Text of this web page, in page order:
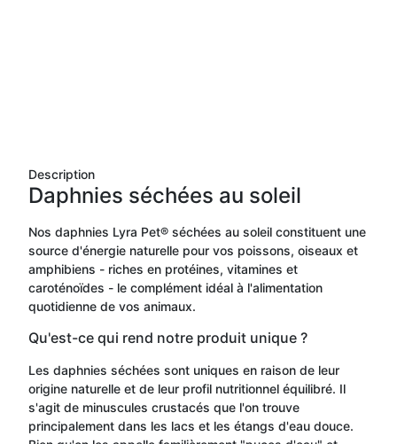
Description
Daphnies séchées au soleil
Nos daphnies Lyra Pet® séchées au soleil constituent une
source d'énergie naturelle pour vos poissons, oiseaux et
amphibiens - riches en protéines, vitamines et
caroténoïdes - le complément idéal à l'alimentation
quotidienne de vos animaux.
Qu'est-ce qui rend notre produit unique ?
Les daphnies séchées sont uniques en raison de leur
origine naturelle et de leur profil nutritionnel équilibré. Il
s'agit de minuscules crustacés que l'on trouve
principalement dans les lacs et les étangs d'eau douce.